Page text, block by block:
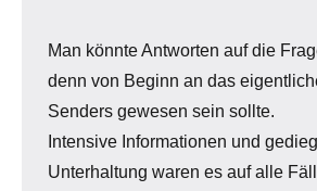
Man könnte Antworten auf die
denn von Beginn an das
Senders gewesen sein sollte.
Intensive Informationen und
Unterhaltung waren es auf alle